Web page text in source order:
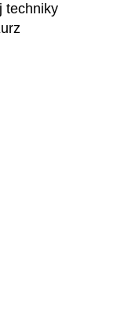
techniky